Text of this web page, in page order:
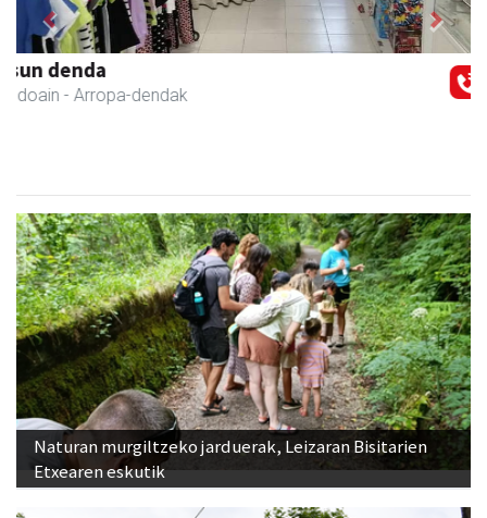
Urpa autobusak
Andoain - Autobusak
Previous Next
Naturan murgiltzeko jarduerak, Leizaran Bisitarien
Etxearen eskutik